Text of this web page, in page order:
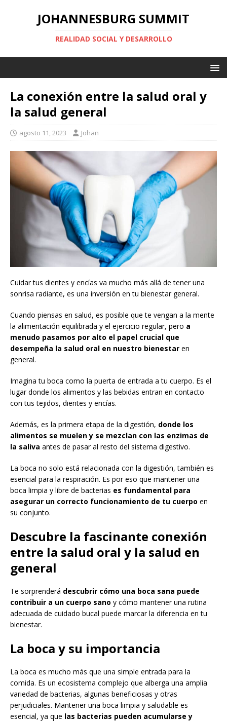
JOHANNESBURG SUMMIT
REALIDAD SOCIAL Y DESARROLLO
La conexión entre la salud oral y
la salud general
agosto 11, 2023 Johan
Cuidar tus dientes y encías va mucho más allá de tener una
sonrisa radiante, es una inversión en tu bienestar general.
Cuando piensas en salud, es posible que te vengan a la mente
la alimentación equilibrada y el ejercicio regular, pero a
menudo pasamos por alto el papel crucial que
desempeña la salud oral en nuestro bienestar en
general.
Imagina tu boca como la puerta de entrada a tu cuerpo. Es el
lugar donde los alimentos y las bebidas entran en contacto
con tus tejidos, dientes y encías.
Además, es la primera etapa de la digestión, donde los
alimentos se muelen y se mezclan con las enzimas de
la saliva antes de pasar al resto del sistema digestivo.
La boca no solo está relacionada con la digestión, también es
esencial para la respiración. Es por eso que mantener una
boca limpia y libre de bacterias es fundamental para
asegurar un correcto funcionamiento de tu cuerpo en
su conjunto.
Descubre la fascinante conexión
entre la salud oral y la salud en
general
Te sorprenderá descubrir cómo una boca sana puede
contribuir a un cuerpo sano y cómo mantener una rutina
adecuada de cuidado bucal puede marcar la diferencia en tu
bienestar.
La boca y su importancia
La boca es mucho más que una simple entrada para la
comida. Es un ecosistema complejo que alberga una amplia
variedad de bacterias, algunas beneficiosas y otras
perjudiciales. Mantener una boca limpia y saludable es
esencial, ya que las bacterias pueden acumularse y